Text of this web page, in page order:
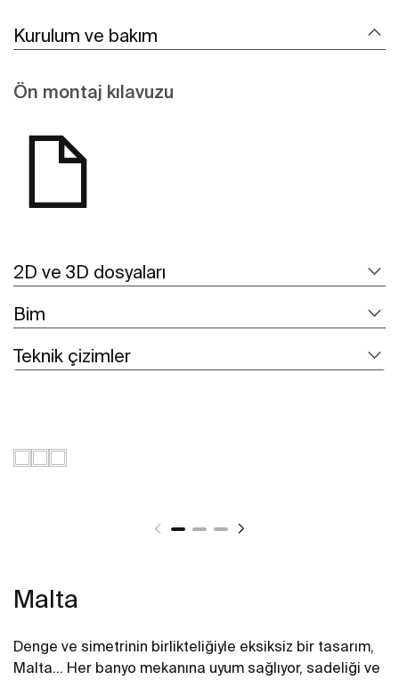
Kurulum ve bakım
Ön montaj kılavuzu
2D ve 3D dosyaları
Bim
Teknik çizimler
Malta
Denge ve simetrinin birlikteliğiyle eksiksiz bir tasarım,
Malta… Her banyo mekanına uyum sağlıyor, sadeliği ve